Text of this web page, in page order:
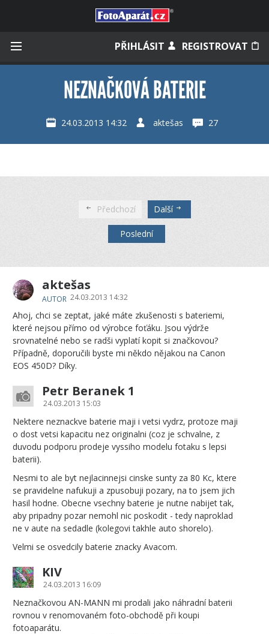
PŘIHLÁSIT REGISTROVAT
NEZNAČKOVÁ BATERIE
24.03.2013 14:32 aktešas 27
Předchozí Další
Poslední
aktešas
AUTOR 24.03.2013 14:32
Ahoj, chci se zeptat, jaké máte zkušenosti s bateriemi,
které nejsou přímo od výrobce foťáku. Jsou výdrže
srovnatelné nebo se radši vyplatí kopit si značkovou?
Případně, doporučili byste mi někdo nějakou na Canon
EOS 450D? Díky.
Petr Beranek 1
24.03.2013 15:03
Nektere neznackve baterie maji i vetsi vydrz, protoze maji
o dost vetsi kapacitu nez originalni (coz je schvalne, z
duvodu podporu prodeje vyssiho modelu fotaku s lepsi
baterii).
Nesmi to ale byt nejlacinnejsi cinske sunty za 80 Kc, ktere
se pravidelne nafukuji a zpusobuji pozary, na to jsem jich
hasil hodne. Obecne vsechny baterie je nutne nabijet tak,
aby pripadny pozar nemohl nic poskodit - tedy naproklad
ne v aute na sedadle (kolegovi takhle auto shorelo).
Velmi se osvedcily baterie znacky Avacom.
KIV
24.03.2013 16:09
Neznačkovou AN-MANN mi prodali jako náhradní baterii
rovnou v renomovaném foto-obchodě při koupi
fotoaparátu.